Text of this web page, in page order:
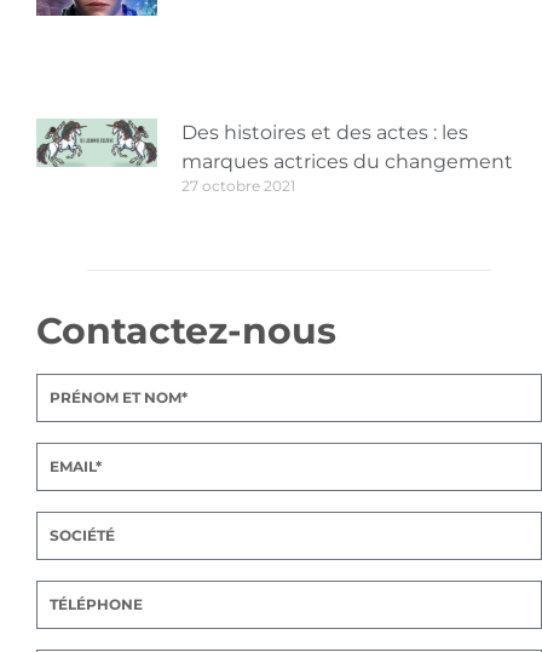
Des histoires et des actes : les
marques actrices du changement
27 octobre 2021
Contactez-nous